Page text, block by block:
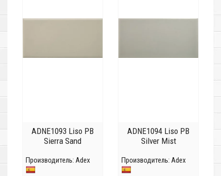
ADNE1093 Liso PB
Sierra Sand
Производитель: Adex
ADNE1094 Liso PB
Silver Mist
Производитель: Adex